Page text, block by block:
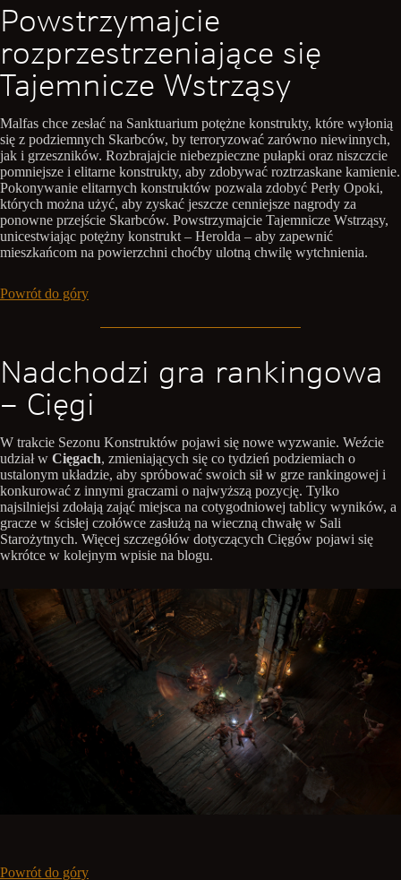
Powstrzymajcie
rozprzestrzeniające się
Tajemnicze Wstrząsy
Malfas chce zesłać na Sanktuarium potężne konstrukty, które wyłonią
się z podziemnych Skarbców, by terroryzować zarówno niewinnych,
jak i grzeszników. Rozbrajajcie niebezpieczne pułapki oraz niszczcie
pomniejsze i elitarne konstrukty, aby zdobywać roztrzaskane kamienie.
Pokonywanie elitarnych konstruktów pozwala zdobyć Perły Opoki,
których można użyć, aby zyskać jeszcze cenniejsze nagrody za
ponowne przejście Skarbców. Powstrzymajcie Tajemnicze Wstrząsy,
unicestwiając potężny konstrukt – Herolda – aby zapewnić
mieszkańcom na powierzchni choćby ulotną chwilę wytchnienia.
Powrót do góry
Nadchodzi gra rankingowa
– Cięgi
W trakcie Sezonu Konstruktów pojawi się nowe wyzwanie. Weźcie
udział w Cięgach, zmieniających się co tydzień podziemiach o
ustalonym układzie, aby spróbować swoich sił w grze rankingowej i
konkurować z innymi graczami o najwyższą pozycję. Tylko
najsilniejsi zdołają zająć miejsca na cotygodniowej tablicy wyników, a
gracze w ścisłej czołówce zasłużą na wieczną chwałę w Sali
Starożytnych. Więcej szczegółów dotyczących Cięgów pojawi się
wkrótce w kolejnym wpisie na blogu.
Powrót do góry